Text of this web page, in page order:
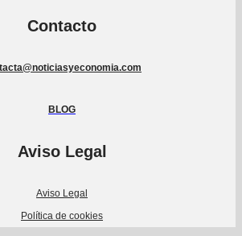
Contacto
BLOG
Aviso Legal
Aviso Legal
Política de cookies